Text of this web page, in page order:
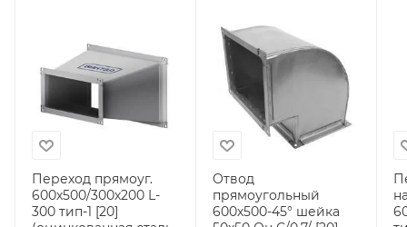
Переход прямоуг.
600х500/300х200 L-
300 тип-1 [20]
Отвод
прямоугольный
600х500-45° шейка